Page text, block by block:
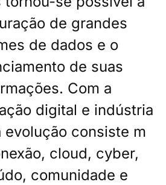
de grandes
de dados e o
de suas
Com a
digital e indústria
evolução consiste m
cloud, cyber,
comunidade e